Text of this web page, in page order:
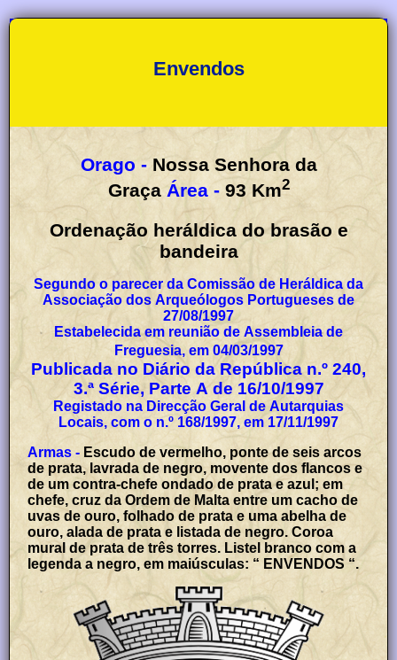
Envendos
Orago - Nossa Senhora da
Graça
Área - 93 Km2
Ordenação heráldica do brasão e
bandeira
Segundo o parecer da Comissão de Heráldica da
Associação dos Arqueólogos Portugueses de
27/08/1997
Estabelecida em reunião de Assembleia de
Freguesia, em 04/03/1997
Publicada no Diário da República n.º 240,
3.ª Série, Parte A de 16/10/1997
Registado na Direcção Geral de Autarquias
Locais, com o n.º 168/1997, em 17/11/1997
Armas - Escudo de vermelho, ponte de seis arcos
de prata, lavrada de negro, movente dos flancos e
de um contra-chefe ondado de prata e azul; em
chefe, cruz da Ordem de Malta entre um cacho de
uvas de ouro, folhado de prata e uma abelha de
ouro, alada de prata e listada de negro. Coroa
mural de prata de três torres. Listel branco com a
legenda a negro, em maiúsculas: “ ENVENDOS “.